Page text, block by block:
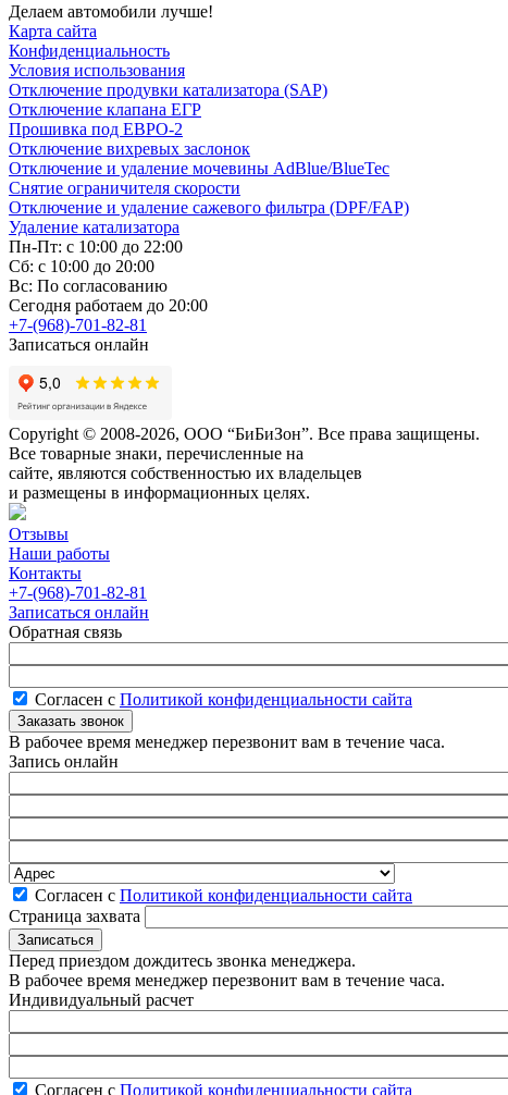
Делаем автомобили лучше!
Карта сайта
Конфиденциальность
Условия использования
Отключение продувки катализатора (SAP)
Отключение клапана ЕГР
Прошивка под ЕВРО-2
Отключение вихревых заслонок
Отключение и удаление мочевины AdBlue/BlueTec
Снятие ограничителя скорости
Отключение и удаление сажевого фильтра (DPF/FAP)
Удаление катализатора
Пн-Пт: с 10:00 до 22:00
Сб: с 10:00 до 20:00
Вс: По согласованию
Сегодня работаем до 20:00
+7-(968)-701-82-81
Записаться онлайн
Copyright © 2008-2026, ООО “БиБиЗон”. Все права защищены.
Все товарные знаки, перечисленные на
сайте, являются собственностью их владельцев
и размещены в информационных целях.
Отзывы
Наши работы
Контакты
+7-(968)-701-82-81
Записаться онлайн
Обратная связь
Согласен с Политикой конфиденциальности сайта
В рабочее время менеджер перезвонит вам в течение часа.
Запись онлайн
Согласен с Политикой конфиденциальности сайта
Страница захвата
Перед приездом дождитесь звонка менеджера.
В рабочее время менеджер перезвонит вам в течение часа.
Индивидуальный расчет
Согласен с Политикой конфиденциальности сайта